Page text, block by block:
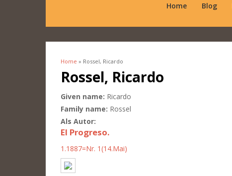
Home Blog
You are here
Home » Rossel, Ricardo
Rossel, Ricardo
Given name: Ricardo
Family name: Rossel
Als Autor:
El Progreso.
1.1887=Nr. 1(14.Mai)